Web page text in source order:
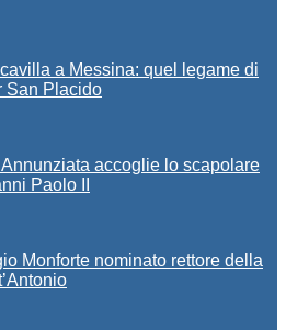
a Messina: quel legame di
San Placido
accoglie lo scapolare
Paolo II
Monforte nominato rettore della